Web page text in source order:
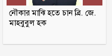
সাবেক পৌর কাউন্সিলর বাবু
নৌকার মাঝি হতে চান ব্রি. জে.
মাহবুবুল হক